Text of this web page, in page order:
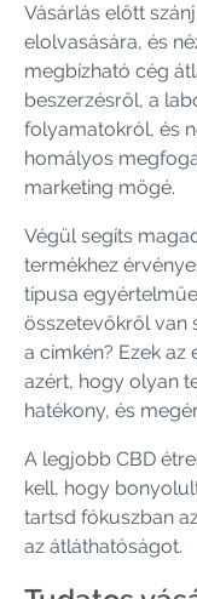
Vásárlás előtt
elolvasására, és
megbízható cég
beszerzésről, a
folyamatokról, és
homályos
marketing mögé.
Végül segíts
termékhez
típusa
összetevőkről van
a címkén? Ezek
azért, hogy olyan
hatékony, és
A legjobb CBD
kell, hogy
tartsd fókuszban
az átláthatóságot.